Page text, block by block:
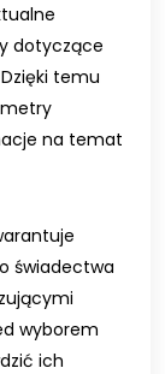
dotyczące
temu
na temat
świadectwa
wyborem
ich